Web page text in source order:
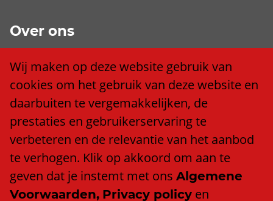
Over ons
Wij zijn Trend
Ons team
Klacht of compliment?
Algemene voorwaarden
Privacy policy
Cookieverklaring
Anti discriminatiebeleid
Wij maken op deze website gebruik van
cookies om het gebruik van deze website en
daarbuiten te vergemakkelijken, de
prestaties en gebruikerservaring te
verbeteren en de relevantie van het aanbod
te verhogen. Klik op akkoord om aan te
geven dat je instemt met ons Algemene
Voorwaarden, Privacy policy en